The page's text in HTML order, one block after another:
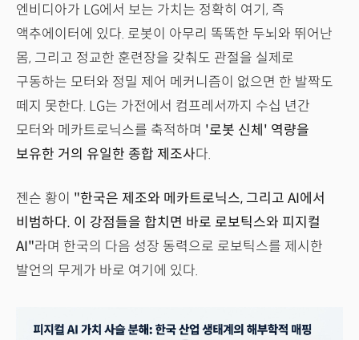
엔비디아가 LG에서 보는 가치는 정확히 여기, 즉
액추에이터에 있다. 로봇이 아무리 똑똑한 두뇌와 뛰어난
몸, 그리고 정교한 훈련장을 갖춰도 관절을 실제로
구동하는 모터와 정밀 제어 메커니즘이 없으면 한 발짝도
떼지 못한다. LG는 가전에서 컴프레서까지 수십 년간
모터와 메카트로닉스를 축적하며 '로봇 신체' 역량을
보유한 거의 유일한 종합 제조사다.
젠슨 황이 "한국은 제조와 메카트로닉스, 그리고 AI에서
비범하다. 이 강점들을 합치면 바로 로보틱스와 피지컬
AI"라며 한국의 다음 성장 동력으로 로보틱스를 제시한
발언의 무게가 바로 여기에 있다.